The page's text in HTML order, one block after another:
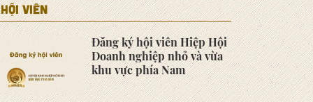
HỘI VIÊN
Đăng ký hội viên Hiệp Hội
Doanh nghiệp nhỏ và vừa
khu vực phía Nam